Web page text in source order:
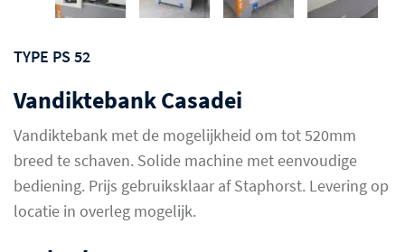
TYPE PS 52
Vandiktebank Casadei
Vandiktebank met de mogelijkheid om tot 520mm
breed te schaven. Solide machine met eenvoudige
bediening. Prijs gebruiksklaar af Staphorst. Levering op
locatie in overleg mogelijk.